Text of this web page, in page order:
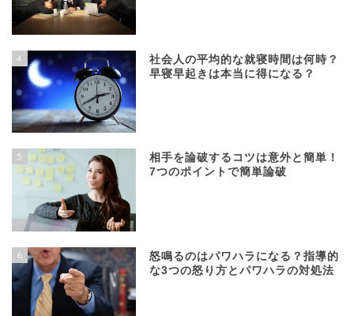
4
社会人の平均的な就寝時間は何時？
早寝早起きは本当に得になる？
5
相手を論破するコツは意外と簡単！
7つのポイントで簡単論破
6
怒鳴るのはパワハラになる？指導的
な3つの怒り方とパワハラの対処法